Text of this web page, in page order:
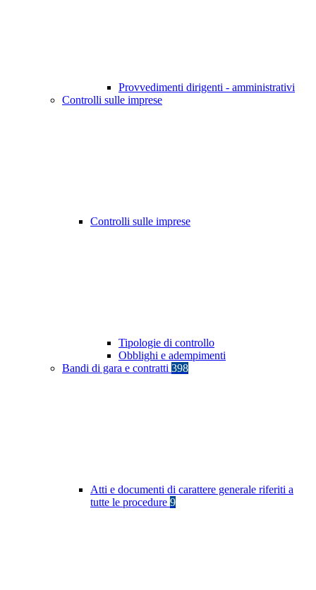
Provvedimenti dirigenti - amministrativi
Controlli sulle imprese
Controlli sulle imprese
Tipologie di controllo
Obblighi e adempimenti
Bandi di gara e contratti 398
Atti e documenti di carattere generale riferiti a
tutte le procedure 9